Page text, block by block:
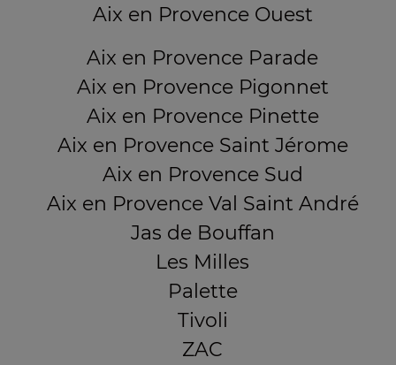
Aix en Provence Ouest
Aix en Provence Parade
Aix en Provence Pigonnet
Aix en Provence Pinette
Aix en Provence Saint Jérome
Aix en Provence Sud
Aix en Provence Val Saint André
Jas de Bouffan
Les Milles
Palette
Tivoli
ZAC